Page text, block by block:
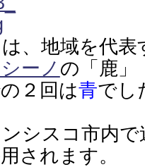
、地域を代表
ーノ の「鹿」
２回は青でし
シスコ市内で
されます。